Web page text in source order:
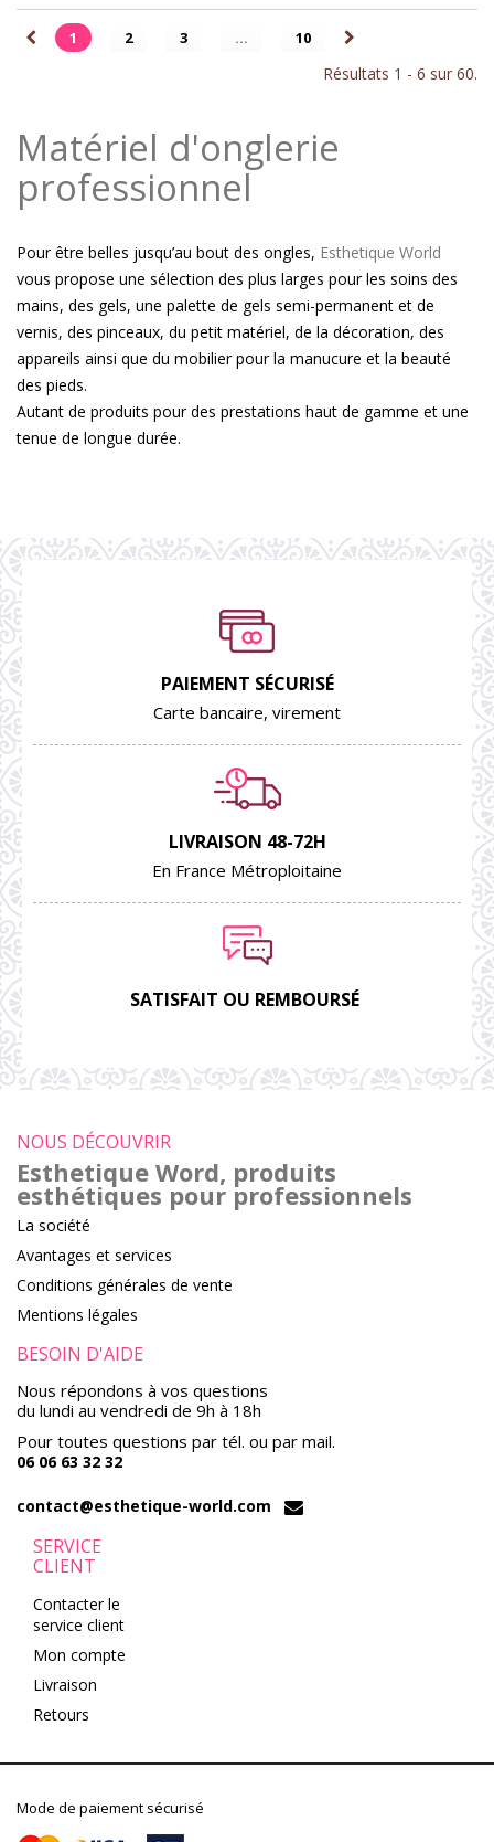
1 2 3 ... 10
Résultats 1 - 6 sur 60.
Matériel d'onglerie
professionnel
Pour être belles jusqu’au bout des ongles, Esthetique World
vous propose une sélection des plus larges pour les soins des
mains, des gels, une palette de gels semi-permanent et de
vernis, des pinceaux, du petit matériel, de la décoration, des
appareils ainsi que du mobilier pour la manucure et la beauté
des pieds.
Autant de produits pour des prestations haut de gamme et une
tenue de longue durée.
PAIEMENT SÉCURISÉ
Carte bancaire, virement
LIVRAISON 48-72H
En France Métroploitaine
SATISFAIT OU REMBOURSÉ
NOUS DÉCOUVRIR
Esthetique Word, produits
esthétiques pour professionnels
La société
Avantages et services
Conditions générales de vente
Mentions légales
BESOIN D'AIDE
Nous répondons à vos questions
du lundi au vendredi de 9h à 18h
Pour toutes questions par tél. ou par mail.
06 06 63 32 32
contact@esthetique-world.com
SERVICE
CLIENT
Contacter le
service client
Mon compte
Livraison
Retours
Mode de paiement sécurisé